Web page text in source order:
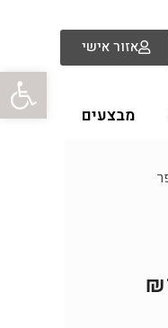
פתח
אזור אישי
מבצעים
₪